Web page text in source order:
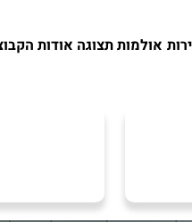
אולמות תצוגה אודות